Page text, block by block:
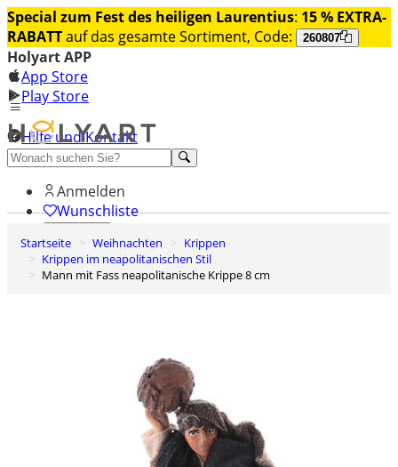
Special zum Fest des heiligen Laurentius: 15 % EXTRA-
RABATTauf das gesamte Sortiment, Code: 260807
Holyart APP
App Store
Play Store
Hilfe und Kontakt
Entdecken Sie Premium
Anmelden
Wunschliste
0
Warenkorb
Startseite Weihnachten
Krippen
Krippen im neapolitanischen Stil
Mann mit Fass neapolitanische Krippe 8 cm